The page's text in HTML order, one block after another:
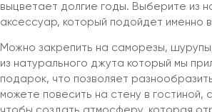
выцветает долгие годы. Выберите из
аксессуар, который подойдет именно
Можно закрепить на саморезы,
из натурального джута который мы
подарок, что позволяет
можете повесить на стену в гостиной,